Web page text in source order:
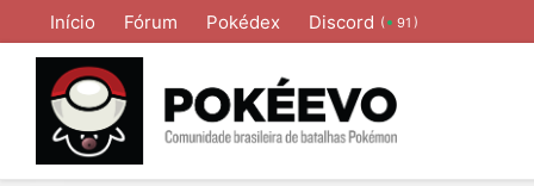
Início Fórum Pokédex Discord ( 91 )